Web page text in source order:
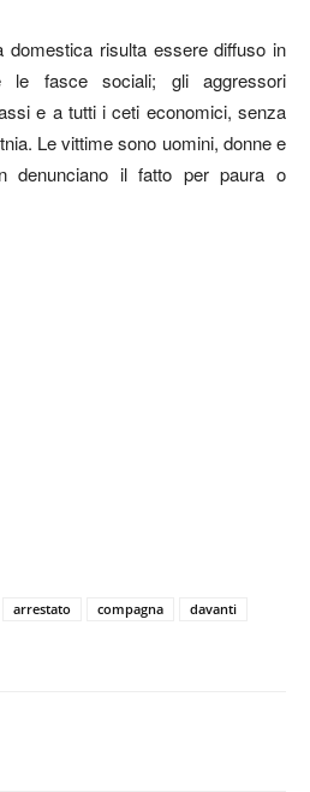
domestica risulta essere diffuso in
fasce sociali; gli aggressori
e a tutti i ceti economici, senza
Le vittime sono uomini, donne e
denunciano il fatto per paura o
arrestato compagna
davanti